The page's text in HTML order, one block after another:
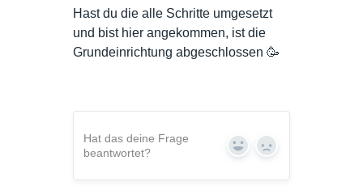
Hast du die alle Schritte umgesetzt
und bist hier angekommen, ist die
Grundeinrichtung abgeschlossen 🥳
Hat das deine Frage
beantwortet?
Yes No